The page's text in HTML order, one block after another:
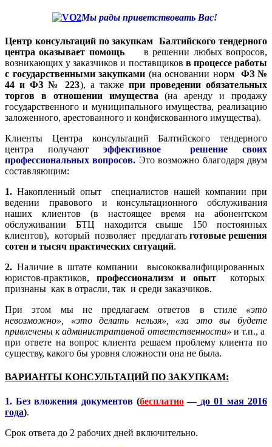
Мы рады приветствовать Вас!
Центр консультаций по закупкам Балтийского тендерного
центра оказывает помощьв решении любых вопросов,
возникающих у заказчиков и поставщиков в процессе работы
с государственными закупками (на основании нормФЗ №
44 и ФЗ № 223), а также при проведении обязательных
торгов в отношении имущества (на аренду и продажу
государственного и муниципального имущества, реализацию
заложенного, арестованного и конфискованного имущества).
Клиенты Центра консультаций Балтийского тендерного
центра получают эффективное решение своих
профессиональных вопросов. Это возможно благодаря двум
составляющим:
1. Накопленный опыт специалистов нашей компании при
ведении правового и консультационного обслуживания
наших клиентов (в настоящее время на абонентском
обслуживании БТЦ находится свыше 150 постоянных
клиентов), который позволяет предлагать готовые решения
сотен и тысяч практических ситуаций.
2. Наличие в штате компании высококвалифицированных
юристов-практиков, профессионализм и опыткоторых
признаны как в отрасли, так и среди заказчиков.
При этом мы не предлагаем ответов в стиле «это
невозможно», «это делать нельзя», «за это вы будете
привлечены к административной ответственности» и т.п., а
при ответе на вопрос клиента решаем проблему клиента по
существу, какого бы уровня сложности она не была.
ВАРИАНТЫ КОНСУЛЬТАЦИЙ ПО ЗАКУПКАМ:
1. Без вложения документов(бесплатно—до 01 мая 2016
года).
Срок ответа до 2 рабочих дней включительно.